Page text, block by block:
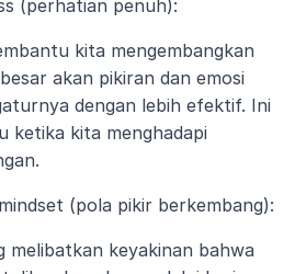
(perhatian penuh):
kita mengembangkan
akan pikiran dan emosi
dengan lebih efektif. Ini
ketika kita menghadapi
(pola pikir berkembang):
melibatkan keyakinan bahwa